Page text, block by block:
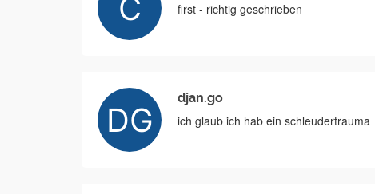
first - richtig geschrieben
djan.go
ich glaub ich hab ein schleudertrauma